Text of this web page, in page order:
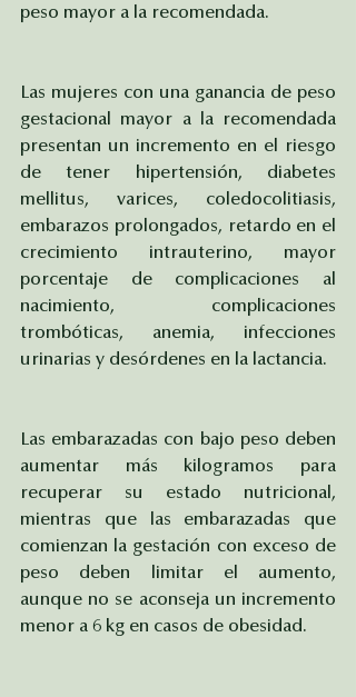
peso mayor a la recomendada.
Las mujeres con una ganancia de peso
gestacional mayor a la recomendada
presentan un incremento en el riesgo
de tener hipertensión, diabetes
mellitus, varices, coledocolitiasis,
embarazos prolongados, retardo en el
crecimiento intrauterino, mayor
porcentaje de complicaciones al
nacimiento, complicaciones
trombóticas, anemia, infecciones
urinarias y desórdenes en la lactancia.
Las embarazadas con bajo peso deben
aumentar más kilogramos para
recuperar su estado nutricional,
mientras que las embarazadas que
comienzan la gestación con exceso de
peso deben limitar el aumento,
aunque no se aconseja un incremento
menor a 6 kg en casos de obesidad.